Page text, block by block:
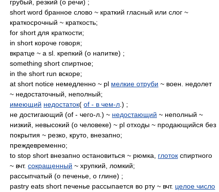
грубый, резкий (о речи) ;
short word бранное слово ~ краткий гласный или слог ~
краткосрочный ~ краткость;
for short для краткости;
in short короче говоря;
вкратце ~ a sl. крепкий (о напитке) ;
something short спиртное;
in the short run вскоре;
at short notice немедленно ~ pl мелкие отруби ~ воен. недолет
~ недостаточный, неполный;
имеющий недостаток( of - в чем-л .) ;
не достигающий (of - чего-л.) ~ недостающий ~ неполный ~
низкий, невысокий (о человеке) ~ pl отходы ~ продающийся без
покрытия ~ резко, круто, внезапно;
преждевременно;
to stop short внезапно остановиться ~ рюмка, глоток спиртного
~ вчт. сокращенный ~ хрупкий, ломкий;
рассыпчатый (о печенье, о глине) ;
pastry eats short печенье рассыпается во рту ~ вчт. целое число